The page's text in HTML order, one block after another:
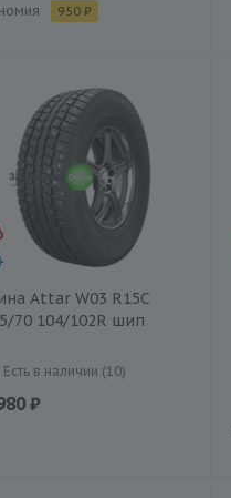
950 ₽
Attar W03 R15C
70 104/102R шип
Есть в наличии (10)
₽